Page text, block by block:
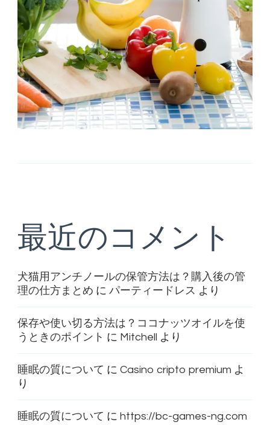
最近のコメント
犬猫用アンチノールの保管方法は？購入後の管
理の仕方まとめ に パーティードレス より
保存や使い切る方法は？ココナッツオイルを使
うときのポイント に Mitchell より
睡眠の質について に Casino cripto premium よ
り
睡眠の質について に https://bc-games-ng.com